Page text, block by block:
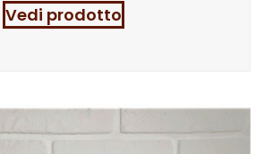
Vedi prodotto